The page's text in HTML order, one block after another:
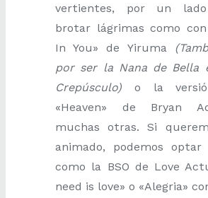
vertientes, por un lado
brotar lágrimas como con
In You» de Yiruma
por ser la Nana de Bella
Crepúsculo) o la
«Heaven» de Bryan
muchas otras. Si
animado, podemos optar
como la BSO de Love
need is love» o «Alegria»